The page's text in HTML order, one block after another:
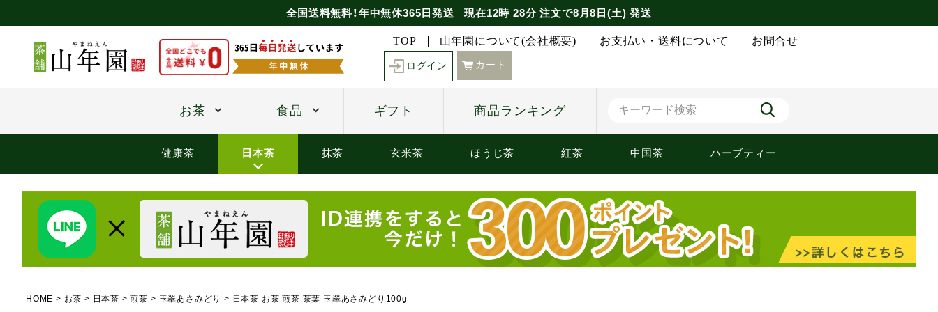
全国送料無料！年中無休365日発送 現在12時 28分注文で8月8日(土) 発送
TOP 山年園について(会社概要) お支払い・送料について お問合せ
ログイン カート
お茶 食品 ギフト 商品ランキング
健康茶 日本茶 抹茶 玄米茶 ほうじ茶 紅茶 中国茶 ハーブティー
HOME お茶 日本茶 煎茶 玉翠あさみどり 日本茶 お茶 煎茶 茶葉 玉翠あさみどり100g